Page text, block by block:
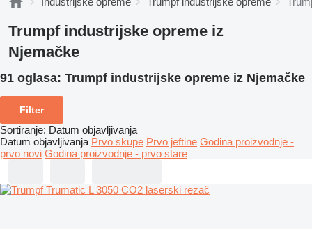
Trumpf industrijske opreme iz
Njemačke
91 oglasa: Trumpf industrijske opreme iz Njemačke
Filter
Sortiranje: Datum objavljivanja
Datum objavljivanja Prvo skupe Prvo jeftine Godina proizvodnje -
prvo novi Godina proizvodnje - prvo stare